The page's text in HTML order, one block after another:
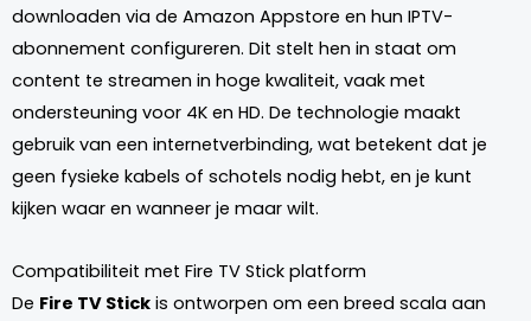
downloaden via de Amazon Appstore en hun IPTV-
abonnement configureren. Dit stelt hen in staat om
content te streamen in hoge kwaliteit, vaak met
ondersteuning voor 4K en HD. De technologie maakt
gebruik van een internetverbinding, wat betekent dat je
geen fysieke kabels of schotels nodig hebt, en je kunt
kijken waar en wanneer je maar wilt.
Compatibiliteit met Fire TV Stick platform
De Fire TV Stick is ontworpen om een breed scala aan